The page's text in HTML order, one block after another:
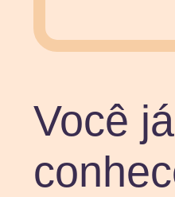
Você já